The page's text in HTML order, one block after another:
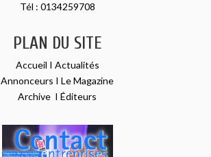
Tél : 0134259708
PLAN DU SITE
Accueil I Actualités
Annonceurs ILe Magazine
Archive IÉditeurs